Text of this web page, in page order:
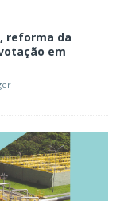
reforma da
em